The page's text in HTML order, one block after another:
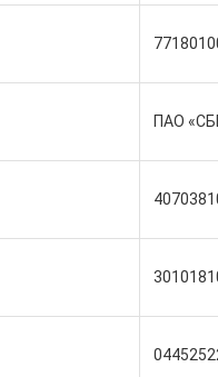
ПАО